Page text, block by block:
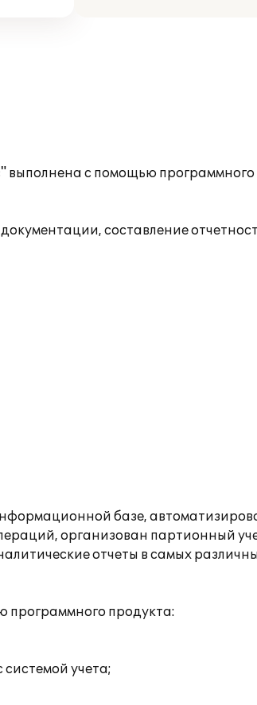
выполнена с помощью программного
составление
базе,
организован партионный
отчеты в самых
продукта:
учета;